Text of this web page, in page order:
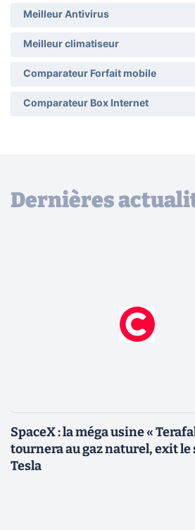
Meilleur Antivirus
Meilleur climatiseur
Comparateur Forfait mobile
Comparateur Box Internet
Dernières
SpaceX : la méga usine «
tournera au gaz naturel, exit le
Tesla